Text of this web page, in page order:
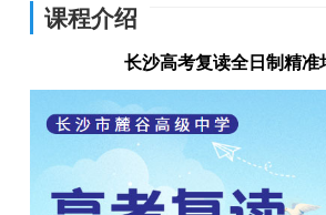
课程介绍
长沙高考复读全日制精准